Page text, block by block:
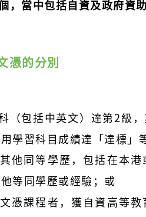
，當中包括自資及政府資助
憑的分別
（包括中英文）達第2級
學習科目成績達「達標」
他同等學歷，包括在本港
等同學歷或經驗；或
憑課程者，獲自資高等教